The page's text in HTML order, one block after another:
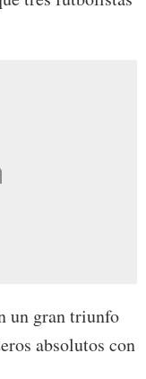
un gran triunfo
absolutos con